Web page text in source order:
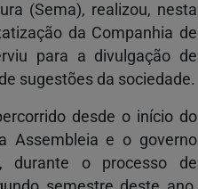
(Sema), realizou, nesta
da Companhia de
para a divulgação de
sugestões da sociedade.
desde o início do
Assembleia e o governo
durante o processo de